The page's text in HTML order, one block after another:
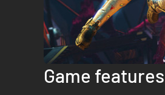
Game features